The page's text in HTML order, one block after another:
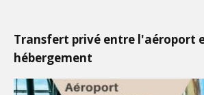
Transfert privé entre l'aéroport
hébergement